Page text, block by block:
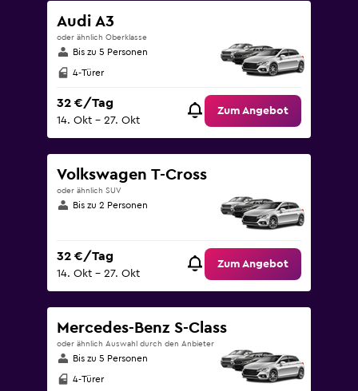
Audi A3
oder ähnlich Oberklasse
Bis zu 5 Personen
4-Türer
32 €/Tag
14. Okt – 27. Okt
Zum Angebot
Volkswagen T-Cross
oder ähnlich SUV
Bis zu 2 Personen
32 €/Tag
14. Okt – 27. Okt
Zum Angebot
Mercedes-Benz S-Class
oder ähnlich Auswahl durch den Anbieter
Bis zu 5 Personen
4-Türer